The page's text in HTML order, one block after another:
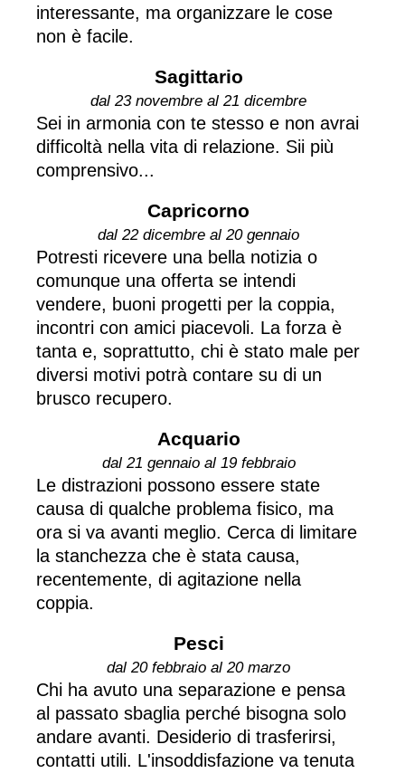
interessante, ma organizzare le cose
non è facile.
Sagittario
dal 23 novembre al 21 dicembre
Sei in armonia con te stesso e non avrai
difficoltà nella vita di relazione. Sii più
comprensivo...
Capricorno
dal 22 dicembre al 20 gennaio
Potresti ricevere una bella notizia o
comunque una offerta se intendi
vendere, buoni progetti per la coppia,
incontri con amici piacevoli. La forza è
tanta e, soprattutto, chi è stato male per
diversi motivi potrà contare su di un
brusco recupero.
Acquario
dal 21 gennaio al 19 febbraio
Le distrazioni possono essere state
causa di qualche problema fisico, ma
ora si va avanti meglio. Cerca di limitare
la stanchezza che è stata causa,
recentemente, di agitazione nella
coppia.
Pesci
dal 20 febbraio al 20 marzo
Chi ha avuto una separazione e pensa
al passato sbaglia perché bisogna solo
andare avanti. Desiderio di trasferirsi,
contatti utili. L'insoddisfazione va tenuta